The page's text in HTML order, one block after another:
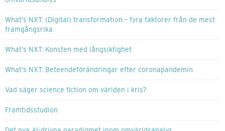
What’s NXT: (Digital) transformation – fyra faktorer från de mest
framgångsrika
What’s NXT: Konsten med långsiktighet
What’s NXT: Beteendeförändringar efter coronapandemin
Vad säger science fiction om världen i kris?
Framtidsstudion